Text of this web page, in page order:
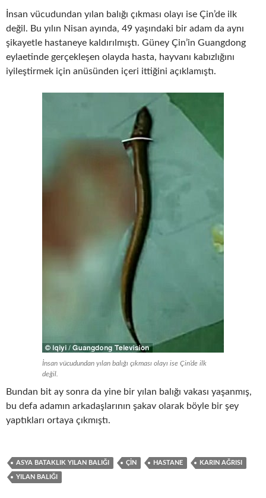
İnsan vücudundan yılan balığı çıkması olayı ise Çin’de ilk
değil. Bu yılın Nisan ayında, 49 yaşındaki bir adam da aynı
şikayetle hastaneye kaldırılmıştı. Güney Çin’in Guangdong
eylaetinde gerçekleşen olayda hasta, hayvanı kabızlığını
iyileştirmek için anüsünden içeri ittiğini açıklamıştı.
İnsan vücudundan yılan balığı çıkması olayı ise Çin’de ilk
değil.
Bundan bit ay sonra da yine bir yılan balığı vakası yaşanmış,
bu defa adamın arkadaşlarının şakav olarak böyle bir şey
yaptıkları ortaya çıkmıştı.
ASYA BATAKLIK YILAN BALIĞI ÇIN HASTANE KARIN AĞRISI
YILAN BALIĞI